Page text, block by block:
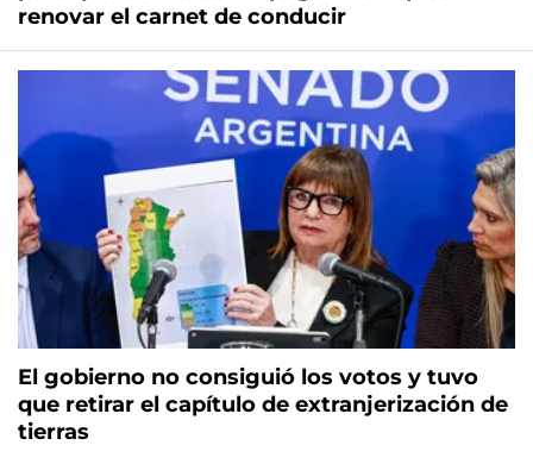
renovar el carnet de conducir
El gobierno no consiguió los votos y tuvo
que retirar el capítulo de extranjerización de
tierras